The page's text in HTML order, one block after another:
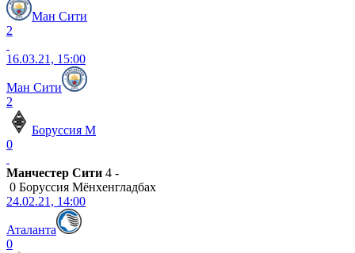
Ман Сити
2
16.03.21, 15:00
Ман Сити
2
Боруссия М
0
Манчестер Сити 4 -
0 Боруссия Мёнхенгладбах
24.02.21, 14:00
Аталанта
0